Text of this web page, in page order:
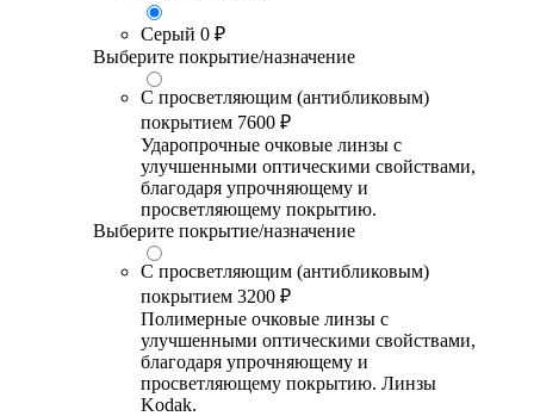
Серый 0 ₽
Выберите покрытие/назначение
С просветляющим (антибликовым)
покрытием 7600 ₽
Ударопрочные очковые линзы с
улучшенными оптическими свойствами,
благодаря упрочняющему и
просветляющему покрытию.
Выберите покрытие/назначение
С просветляющим (антибликовым)
покрытием 3200 ₽
Полимерные очковые линзы с
улучшенными оптическими свойствами,
благодаря упрочняющему и
просветляющему покрытию. Линзы
Kodak.